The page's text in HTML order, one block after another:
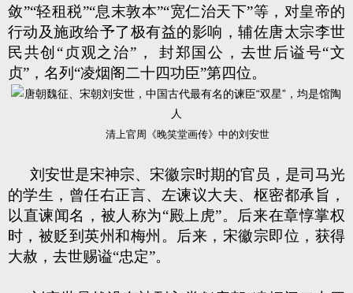
敛”“轻租税”“息末敦本”“宽仁治天下”等，对皇帝的
行动及施政给予了极有益的影响，辅佐唐太宗李世
民共创“贞观之治”， 封郑国公，去世后谥号“文
贞”，名列“凌烟阁二十四功臣”第四位。
清上官周《晚笑堂画传》中的刘安世
刘安世是宋神宗、宋徽宗时期的官员，是司马光
的学生，曾任右正言、左谏议大夫、枢密都承旨，
以直谏闻名，被人称为“殿上虎”。后来在章惇掌权
时，被贬到英州和梅州。后来，宋徽宗即位，获得
大赦，去世赐谥“忠定”。